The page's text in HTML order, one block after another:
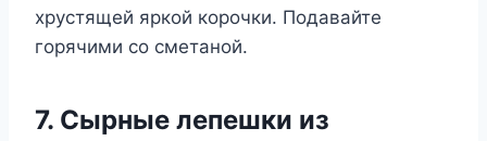
хрустящей яркой корочки. Подавайте
горячими со сметаной.
7. Сырные лепешки из